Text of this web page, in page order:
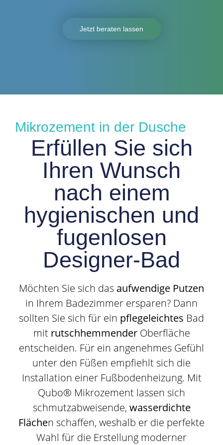
Jetzt beraten lassen
Mikrozement in der Dusche
Erfüllen Sie sich
Ihren Wunsch
nach einem
hygienischen und
fugenlosen
Designer-Bad
Möchten Sie sich das aufwendige Putzen
in Ihrem Badezimmer ersparen? Dann
sollten Sie sich für ein pflegeleichtes Bad
mit rutschhemmenderOberfläche
entscheiden. Für ein angenehmes Gefühl
unter den Füßen empfiehlt sich die
Installation einer Fußbodenheizung. Mit
Qubo® Mikrozement lassen sich
schmutzabweisende, wasserdichte
Flächen schaffen, weshalb er die perfekte
Wahl für die Erstellung moderner